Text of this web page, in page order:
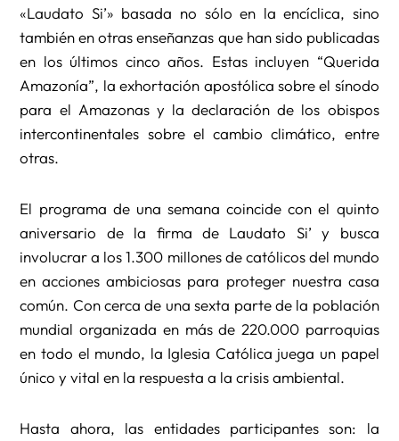
«Laudato Si’» basada no sólo en la encíclica, sino
también en otras enseñanzas que han sido publicadas
en los últimos cinco años. Estas incluyen “Querida
Amazonía”, la exhortación apostólica sobre el sínodo
para el Amazonas y la declaración de los obispos
intercontinentales sobre el cambio climático, entre
otras.
El programa de una semana coincide con el quinto
aniversario de la firma de Laudato Si’ y busca
involucrar a los 1.300 millones de católicos del mundo
en acciones ambiciosas para proteger nuestra casa
común. Con cerca de una sexta parte de la población
mundial organizada en más de 220.000 parroquias
en todo el mundo, la Iglesia Católica juega un papel
único y vital en la respuesta a la crisis ambiental.
Hasta ahora, las entidades participantes son: la